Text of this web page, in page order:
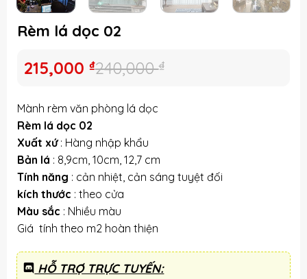
Rèm lá dọc 02
240,000₫
Giá
gốc
là:
240,000 ₫.
215,000 ₫
Giá
hiện
tại
là:
215,000 ₫.
Mành rèm văn phòng lá dọc
Rèm lá dọc 02
Xuất xứ: Hàng nhập khẩu
Bản lá : 8,9cm, 10cm, 12,7 cm
Tính năng : cản nhiệt, cản sáng tuyệt đối
kích thước : theo cửa
Màu sắc : Nhiều màu
Giá tính theo m2 hoàn thiện
HỖ TRỢ TRỰC TUYẾN: